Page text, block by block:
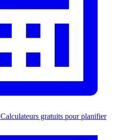
Calculateurs gratuits pour planifier